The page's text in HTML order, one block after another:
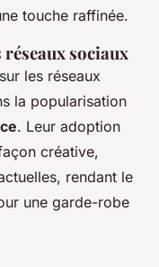
touche raffinée.
réseaux sociaux
les réseaux
la popularisation
. Leur adoption
créative,
rendant le
une garde-robe